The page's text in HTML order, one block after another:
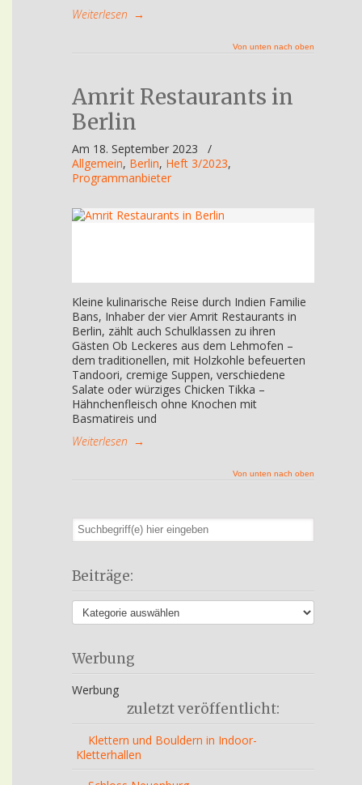
Weiterlesen →
Von unten nach oben
Amrit Restaurants in
Berlin
Am 18. September 2023
/
Allgemein, Berlin, Heft 3/2023,
Programmanbieter
Kleine kulinarische Reise durch Indien Familie
Bans, Inhaber der vier Amrit Restaurants in
Berlin, zählt auch Schulklassen zu ihren
Gästen Ob Leckeres aus dem Lehmofen –
dem traditionellen, mit Holzkohle befeuerten
Tandoori, cremige Suppen, verschiedene
Salate oder würziges Chicken Tikka –
Hähnchenfleisch ohne Knochen mit
Basmatireis und
Weiterlesen →
Von unten nach oben
Beiträge:
Werbung
Werbung
zuletzt veröffentlicht:
Klettern und Bouldern in Indoor-
Kletterhallen